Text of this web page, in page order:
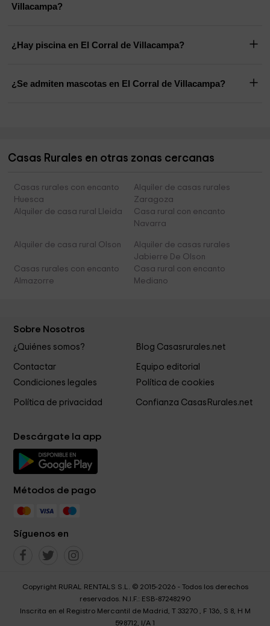
Villacampa?
¿Hay piscina en El Corral de Villacampa?
¿Se admiten mascotas en El Corral de Villacampa?
Casas Rurales en otras zonas cercanas
Casas rurales con encanto
Huesca
Alquiler de casas rurales
Zaragoza
Alquiler de casa rural Lleida
Casa rural con encanto
Navarra
Alquiler de casa rural Olson
Alquiler de casas rurales
Jabierre De Olson
Casas rurales con encanto
Almazorre
Casa rural con encanto
Mediano
Sobre Nosotros
¿Quiénes somos? Blog Casasrurales.net
Contactar
Equipo editorial
Condiciones legales
Política de cookies
Política de privacidad Confianza CasasRurales.net
Descárgate la app
Métodos de pago
Síguenos en
Copyright RURAL RENTALS S.L. © 2015-2026 - Todos los derechos
reservados. N.I.F.: ESB-87248290
Inscrita en el Registro Mercantil de Madrid, T 33270 , F 136, S 8, H M
598712, I/A 1